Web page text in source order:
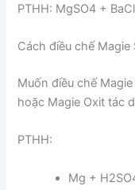
PTHH: MgSO4 +
Cách điều chế Magie
Muốn điều chế
hoặc Magie Oxit tác
PTHH:
Mg +